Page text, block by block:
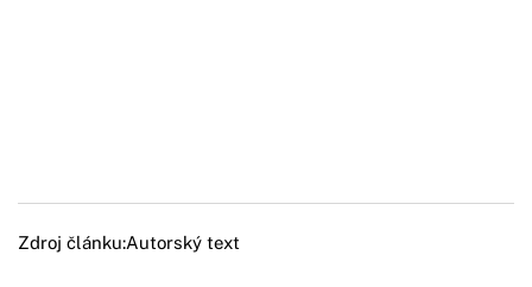
Zdroj článku:Autorský text